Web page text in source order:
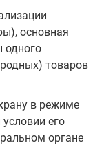
основная
одного
товаров
в режиме
его
органе